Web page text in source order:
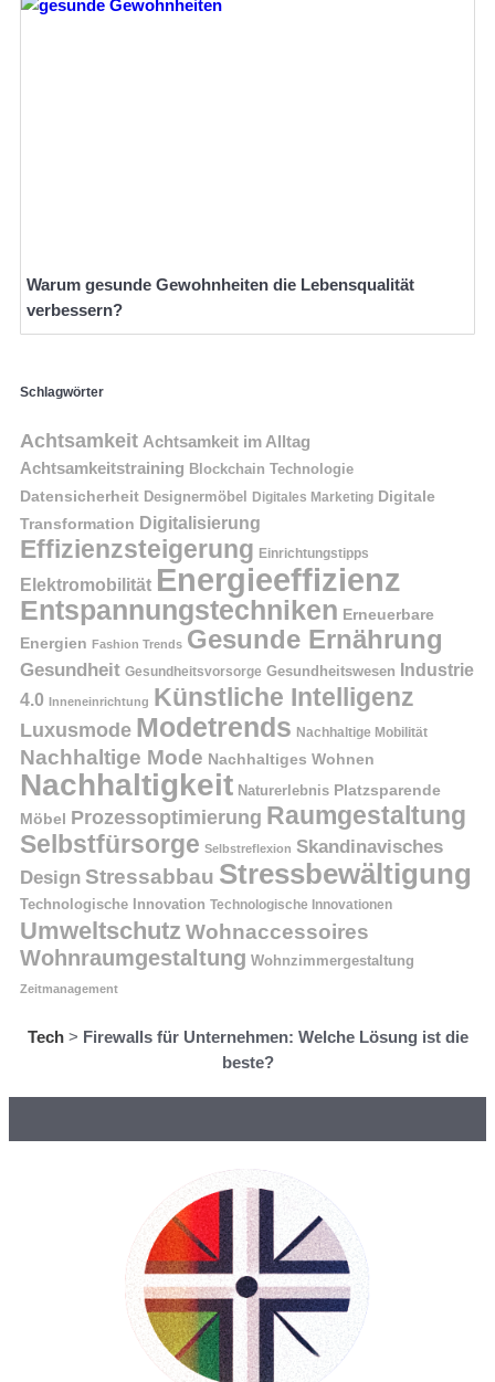
Warum gesunde Gewohnheiten die Lebensqualität
verbessern?
Schlagwörter
Achtsamkeit Achtsamkeit im Alltag
Achtsamkeitstraining Blockchain Technologie
Datensicherheit Designermöbel Digitales Marketing Digitale
Transformation Digitalisierung
Effizienzsteigerung Einrichtungstipps
Elektromobilität Energieeffizienz
Entspannungstechniken Erneuerbare
Energien Fashion Trends Gesunde Ernährung
Gesundheit Gesundheitsvorsorge Gesundheitswesen Industrie
4.0 Inneneinrichtung Künstliche Intelligenz
Luxusmode Modetrends Nachhaltige Mobilität
Nachhaltige Mode Nachhaltiges Wohnen
Nachhaltigkeit Naturerlebnis Platzsparende
Möbel
Prozessoptimierung Raumgestaltung
Selbstfürsorge Selbstreflexion Skandinavisches
Design Stressabbau Stressbewältigung
Technologische Innovation Technologische Innovationen
Umweltschutz Wohnaccessoires
Wohnraumgestaltung Wohnzimmergestaltung
Zeitmanagement
Tech> Firewalls für Unternehmen: Welche Lösung ist die
beste?